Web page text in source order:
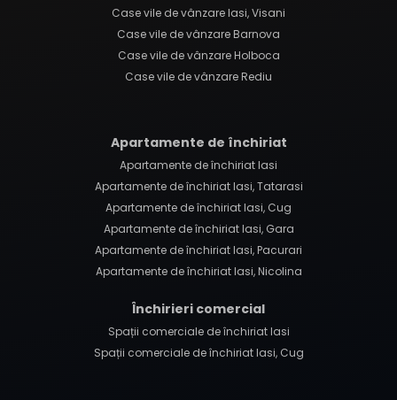
Case vile de vânzare Iasi, Visani
Case vile de vânzare Barnova
Case vile de vânzare Holboca
Case vile de vânzare Rediu
Apartamente de închiriat
Apartamente de închiriat Iasi
Apartamente de închiriat Iasi, Tatarasi
Apartamente de închiriat Iasi, Cug
Apartamente de închiriat Iasi, Gara
Apartamente de închiriat Iasi, Pacurari
Apartamente de închiriat Iasi, Nicolina
Închirieri comercial
Spații comerciale de închiriat Iasi
Spații comerciale de închiriat Iasi, Cug